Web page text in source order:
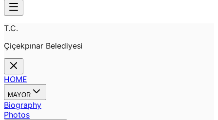
T.C.
Çiçekpınar Belediyesi
HOME
MAYOR
Biography
Photos